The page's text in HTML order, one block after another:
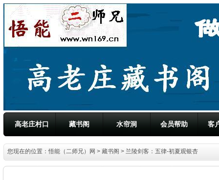
高老庄村口 藏书阁 水帘洞 会员帮助 客
您现在的位置：悟能（二师兄）网 > 藏书阁 > 兰陵剑客：五律-初夏观银杏